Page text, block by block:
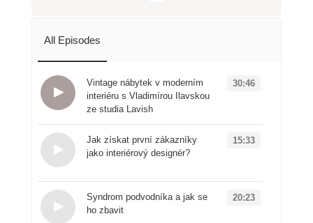
All Episodes
Vintage nábytek v moderním
interiéru s Vladimírou Ilavskou
ze studia Lavish
30:46
Jak získat první zákazníky
jako interiérový designér?
15:33
Syndrom podvodníka a jak se
ho zbavit
20:23